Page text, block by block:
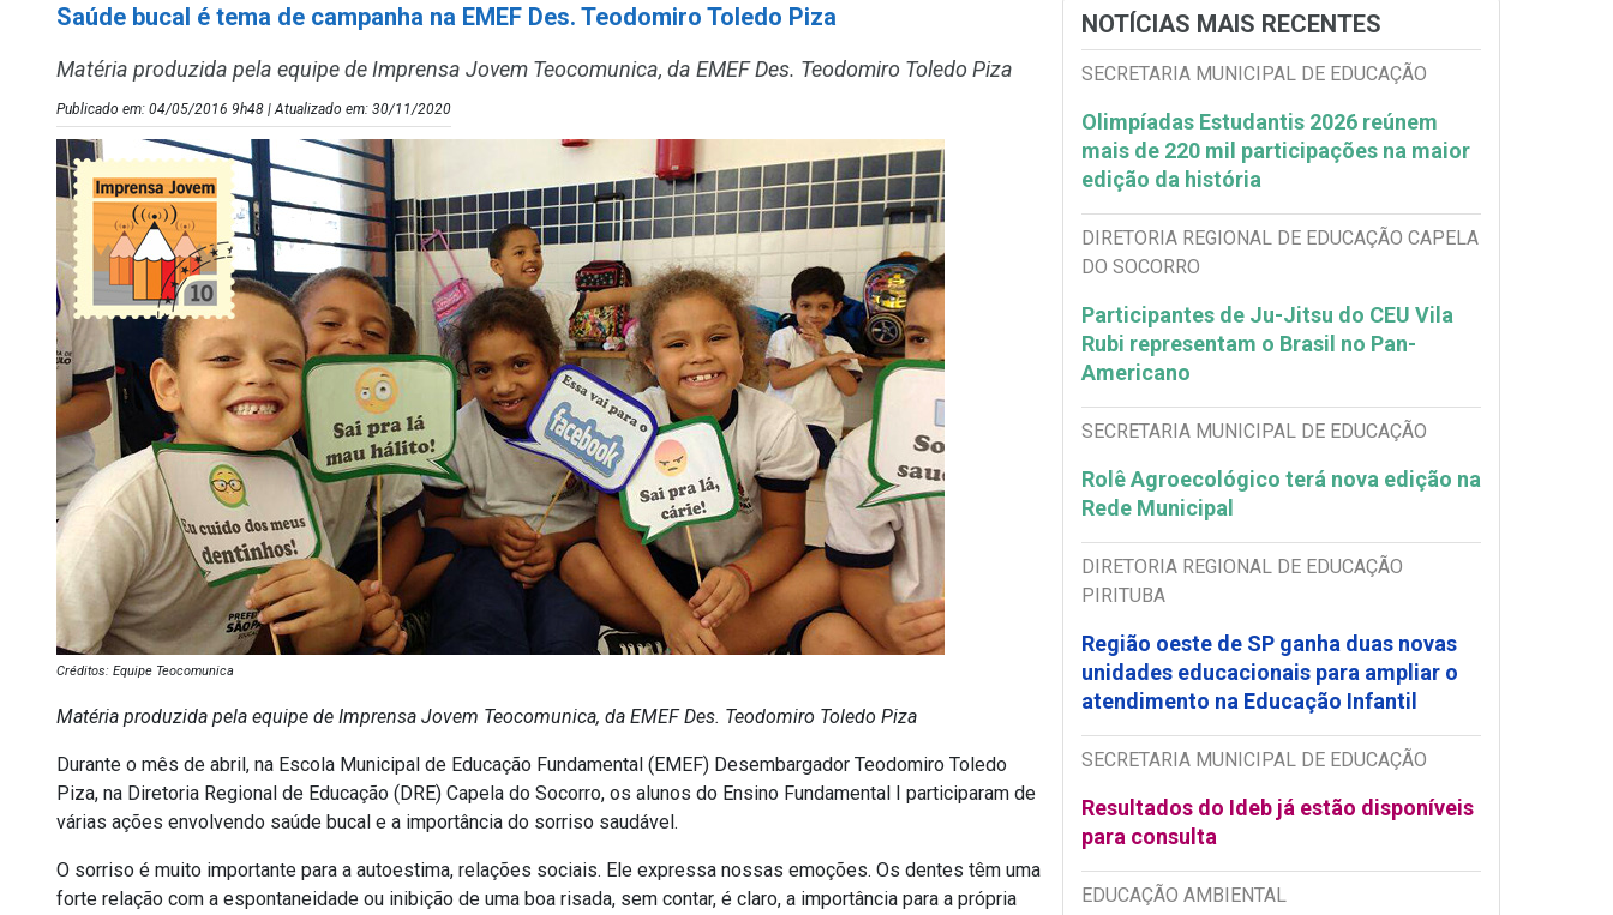
Saúde bucal é tema de campanha na EMEF Des. Teodomiro Toledo Piza
Matéria produzida pela equipe de Imprensa Jovem Teocomunica, da EMEF Des. Teodomiro Toledo Piza
Publicado em: 04/05/2016 9h48 | Atualizado em: 30/11/2020
Créditos: Equipe Teocomunica
Matéria produzida pela equipe de Imprensa Jovem Teocomunica, da EMEF Des. Teodomiro Toledo Piza
Durante o mês de abril, na Escola Municipal de Educação Fundamental (EMEF) Desembargador Teodomiro Toledo
Piza, na Diretoria Regional de Educação (DRE) Capela do Socorro, os alunos do Ensino Fundamental I participaram de
várias ações envolvendo saúde bucal e a importância do sorriso saudável.
O sorriso é muito importante para a autoestima, relações sociais. Ele expressa nossas emoções. Os dentes têm uma
forte relação com a espontaneidade ou inibição de uma boa risada, sem contar, é claro, a importância para a própria
NOTÍCIAS MAIS RECENTES
SECRETARIA MUNICIPAL DE EDUCAÇÃO
Olimpíadas Estudantis 2026 reúnem
mais de 220 mil participações na maior
edição da história
DIRETORIA REGIONAL DE EDUCAÇÃO CAPELA
DO SOCORRO
Participantes de Ju-Jitsu do CEU Vila
Rubi representam o Brasil no Pan-
Americano
SECRETARIA MUNICIPAL DE EDUCAÇÃO
Rolê Agroecológico terá nova edição na
Rede Municipal
DIRETORIA REGIONAL DE EDUCAÇÃO
PIRITUBA
Região oeste de SP ganha duas novas
unidades educacionais para ampliar o
atendimento na Educação Infantil
SECRETARIA MUNICIPAL DE EDUCAÇÃO
Resultados do Ideb já estão disponíveis
para consulta
EDUCAÇÃO AMBIENTAL